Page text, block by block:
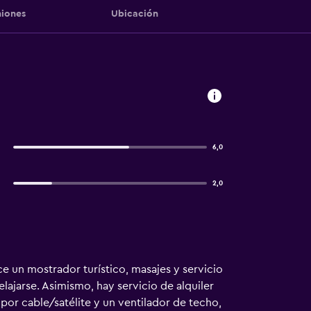
Ubicación
6,0
2,0
un mostrador turístico, masajes y servicio
Asimismo, hay servicio de alquiler
cable/satélite y un ventilador de techo,